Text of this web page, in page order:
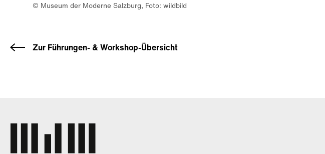
© Museum der Moderne Salzburg, Foto: wildbild
Zur Führungen- & Workshop-Übersicht